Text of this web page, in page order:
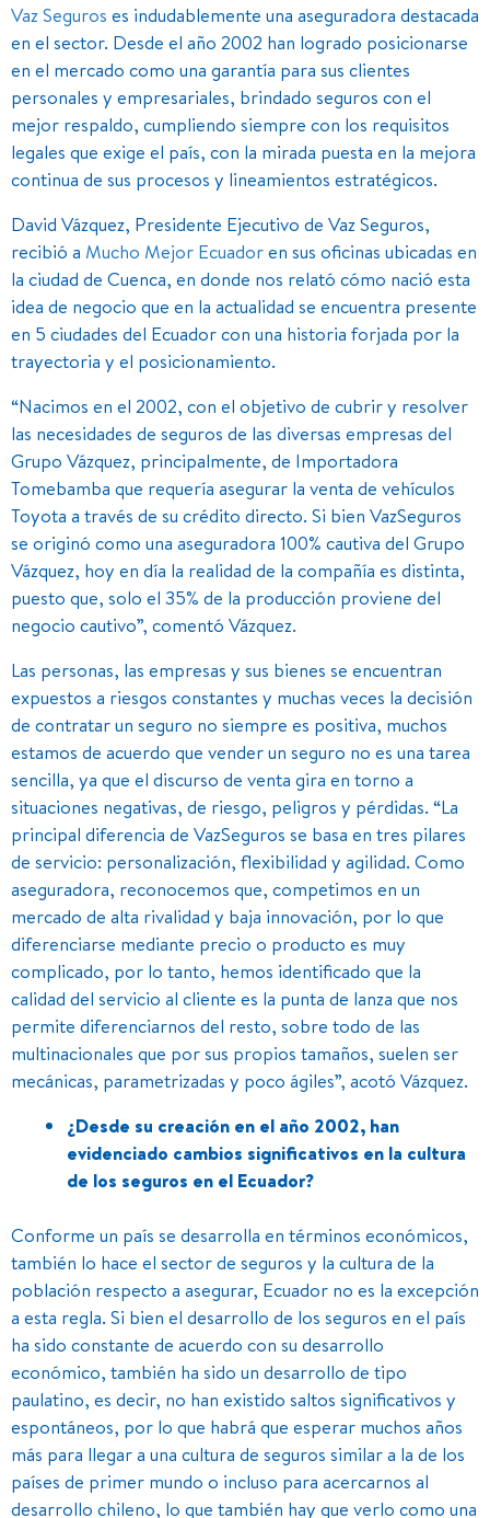
Vaz Seguros es indudablemente una aseguradora destacada
en el sector. Desde el año 2002 han logrado posicionarse
en el mercado como una garantía para sus clientes
personales y empresariales, brindado seguros con el
mejor respaldo, cumpliendo siempre con los requisitos
legales que exige el país, con la mirada puesta en la mejora
continua de sus procesos y lineamientos estratégicos.
David Vázquez, Presidente Ejecutivo de Vaz Seguros,
recibió a Mucho Mejor Ecuadoren sus oficinas ubicadas en
la ciudad de Cuenca, en donde nos relató cómo nació esta
idea de negocio que en la actualidad se encuentra presente
en 5 ciudades del Ecuador con una historia forjada por la
trayectoria y el posicionamiento.
“Nacimos en el 2002, con el objetivo de cubrir y resolver
las necesidades de seguros de las diversas empresas del
Grupo Vázquez, principalmente, de Importadora
Tomebamba que requería asegurar la venta de vehículos
Toyota a través de su crédito directo. Si bien VazSeguros
se originó como una aseguradora 100% cautiva del Grupo
Vázquez, hoy en día la realidad de la compañía es distinta,
puesto que, solo el 35% de la producción proviene del
negocio cautivo”, comentó Vázquez.
Las personas, las empresas y sus bienes se encuentran
expuestos a riesgos constantes y muchas veces la decisión
de contratar un seguro no siempre es positiva, muchos
estamos de acuerdo que vender un seguro no es una tarea
sencilla, ya que el discurso de venta gira en torno a
situaciones negativas, de riesgo, peligros y pérdidas. “La
principal diferencia de VazSeguros se basa en tres pilares
de servicio: personalización, flexibilidad y agilidad. Como
aseguradora, reconocemos que, competimos en un
mercado de alta rivalidad y baja innovación, por lo que
diferenciarse mediante precio o producto es muy
complicado, por lo tanto, hemos identificado que la
calidad del servicio al cliente es la punta de lanza que nos
permite diferenciarnos del resto, sobre todo de las
multinacionales que por sus propios tamaños, suelen ser
mecánicas, parametrizadas y poco ágiles”, acotó Vázquez.
¿Desde su creación en el año 2002, han
evidenciado cambios significativos en la cultura
de los seguros en el Ecuador?
Conforme un país se desarrolla en términos económicos,
también lo hace el sector de seguros y la cultura de la
población respecto a asegurar, Ecuador no es la excepción
a esta regla. Si bien el desarrollo de los seguros en el país
ha sido constante de acuerdo con su desarrollo
económico, también ha sido un desarrollo de tipo
paulatino, es decir, no han existido saltos significativos y
espontáneos, por lo que habrá que esperar muchos años
más para llegar a una cultura de seguros similar a la de los
países de primer mundo o incluso para acercarnos al
desarrollo chileno, lo que también hay que verlo como una